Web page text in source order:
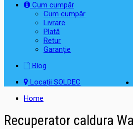
Cum cumpăr
Cum cumpăr
Livrare
Plată
Retur
Garanție
Blog
Locații SOLDEC
Home
Recuperator caldura